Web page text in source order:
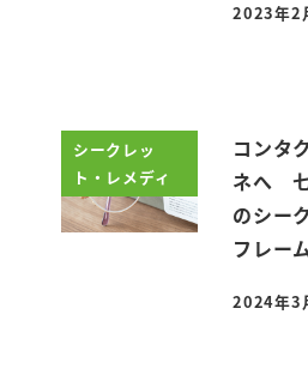
投稿日
2023年2
シークレッ
ト・レメディ
コンタ
ネへ
のシー
フレー
投稿日
2024年3